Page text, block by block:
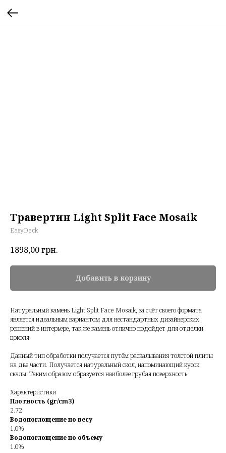
Травертин Light Split Face Mosaik
EasyDeck
1898,00грн.
Добавить в корзину
Натуральный камень Light Split Face Mosaik, за счёт своего формата
является идеальным вариантом для нестандартных дизайнерских
решений в интерьере, так же камень отлично подойдет для отделки
цоколя.
Данный тип обработки получается путём раскалывания толстой плиты
на две части. Получается натуральный скол, напоминающий кусок
скалы. Таким образом образуется наиболее грубая поверхность.
Характеристики
Плотность (gr/cm3)
2.72
Водопоглощение по весу
1.0%
Водопоглощение по объему
1.0%